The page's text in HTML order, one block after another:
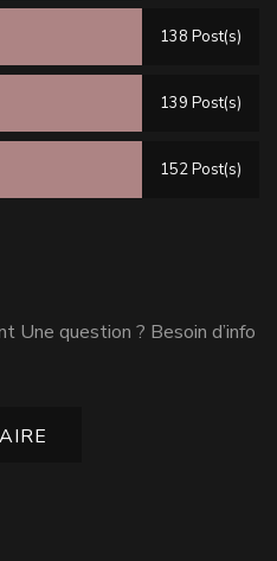
138 Post(s)
139 Post(s)
152 Post(s)
Une question ? Besoin d’info